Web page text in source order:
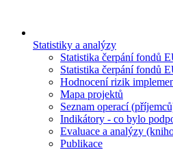
Statistiky a analýzy
Statistika čerpání fondů
Statistika čerpání fondů
Hodnocení rizik
Mapa projektů
Seznam operací
Indikátory - co bylo
Evaluace a analýzy
Publikace